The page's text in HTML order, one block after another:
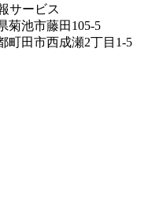
サービス
池市藤田105-5
町田市西成瀬2丁目1-5